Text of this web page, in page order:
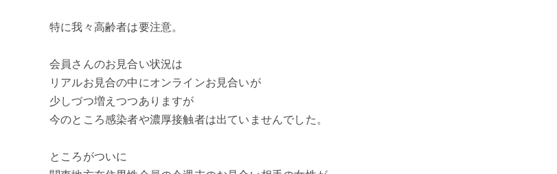
特に我々高齢者は要注意。
会員さんのお見合い状況は
リアルお見合の中にオンラインお見合いが
少しづつ増えつつありますが
今のところ感染者や濃厚接触者は出ていませんでした。
ところがついに